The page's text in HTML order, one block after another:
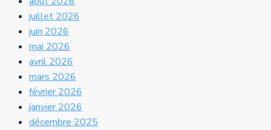
juillet 2026
juin 2026
mai 2026
avril 2026
mars 2026
février 2026
janvier 2026
décembre 2025